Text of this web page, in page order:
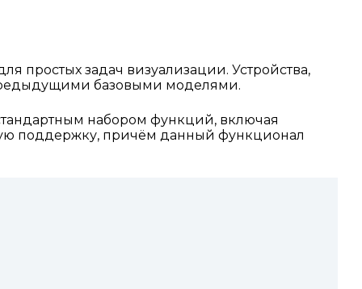
простых задач визуализации. Устройства,
базовыми моделями.
набором функций, включая
поддержку, причём данный функционал